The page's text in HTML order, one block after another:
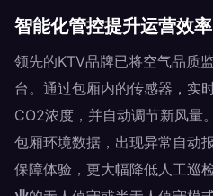
智能化管控提升运营效率
领先的KTV品牌已将空气品质
台。通过包厢内的传感器，实
CO2浓度，并自动调节新风量
包厢环境数据，出现异常自动
保障体验，更大幅降低人工巡